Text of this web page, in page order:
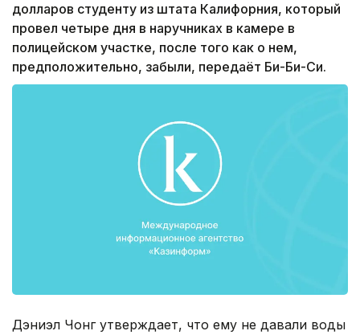
долларов студенту из штата Калифорния, который
провел четыре дня в наручниках в камере в
полицейском участке, после того как о нем,
предположительно, забыли, передаёт Би-Би-Си.
Дэниэл Чонг утверждает, что ему не давали воды